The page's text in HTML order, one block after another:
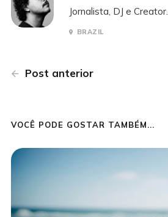
Jornalista, DJ e Creator.
BRAZIL
Post anterior
VOCÊ PODE GOSTAR TAMBÉM...